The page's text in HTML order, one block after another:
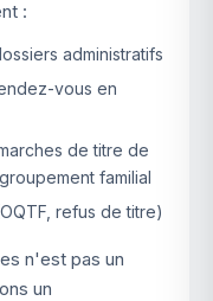
:
administratifs
vous en
de titre de
familial
refus de titre)
n'est pas un
un